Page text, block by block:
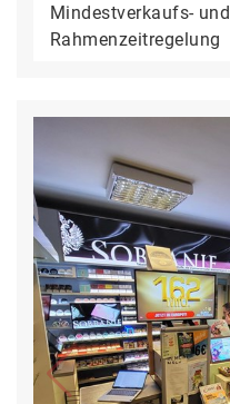
Mindestverkaufs- und
Rahmenzeitregelung